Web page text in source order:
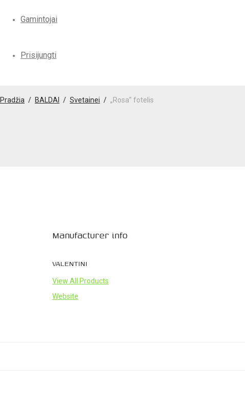
Gamintojai
Prisijungti
Pradžia / BALDAI / Svetainei / „Rosa” fotelis
Manufacturer info
VALENTINI
View All Products
Website